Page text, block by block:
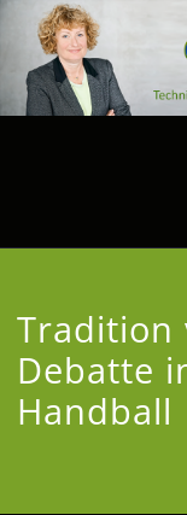
Tradition
Debatte
Handball